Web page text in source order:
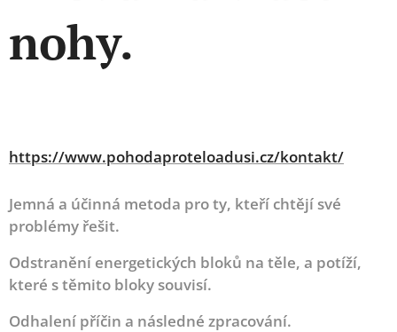
nohy.
https://www.pohodaproteloadusi.cz/kontakt/
Jemná a účinná metoda pro ty, kteří chtějí své
problémy řešit.
Odstranění energetických bloků na těle, a potíží,
které s těmito bloky souvisí.
Odhalení příčin a následné zpracování.